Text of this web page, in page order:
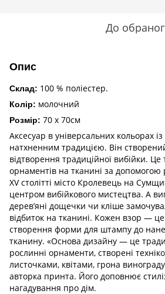
До
Опис
Склад: 100 % поліестер.
Колір: молочний
Розмір: 70 х 70см
Аксесуар в універсальних кольорах
натхненним традицією. Він
відтворення традиційної вибійки. Це
орнаментів на тканині за
XV столітті місто Кролевець на
центром вибійкового мистецтва. А
деревʼяні дощечки чи кліше
відбиток на тканині. Кожен взор —
створення форми для штампу до
тканину. «Основа дизайну — це
рослинні орнаменти, створені
листочками, квітами, грона
авторка принта. Його доповнює
нагадування про дім.